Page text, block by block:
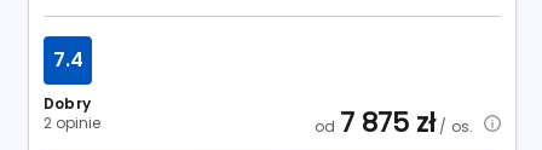
Dobry
2 opinie
7.4
od 7 875 zł/ os.